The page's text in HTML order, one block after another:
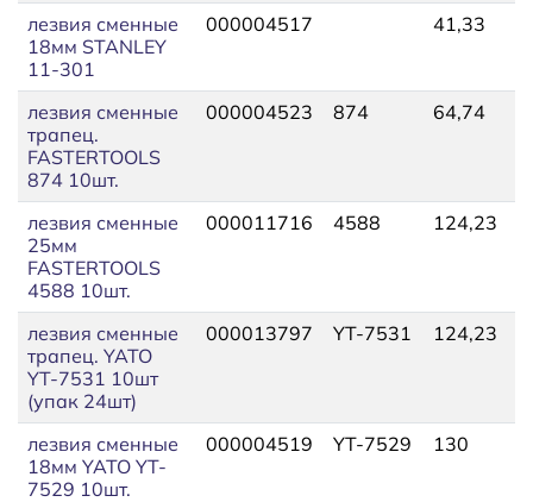
лезвия сменные
18мм STANLEY
11-301
000004517 41,33
лезвия сменные
трапец.
FASTERTOOLS
874 10шт.
000004523 874 64,74
лезвия сменные
25мм
FASTERTOOLS
4588 10шт.
000011716 4588 124,23
лезвия сменные
трапец. YATO
YT-7531 10шт
(упак 24шт)
000013797 YT-7531 124,23
лезвия сменные
18мм YATO YT-
7529 10шт.
000004519 YT-7529 130